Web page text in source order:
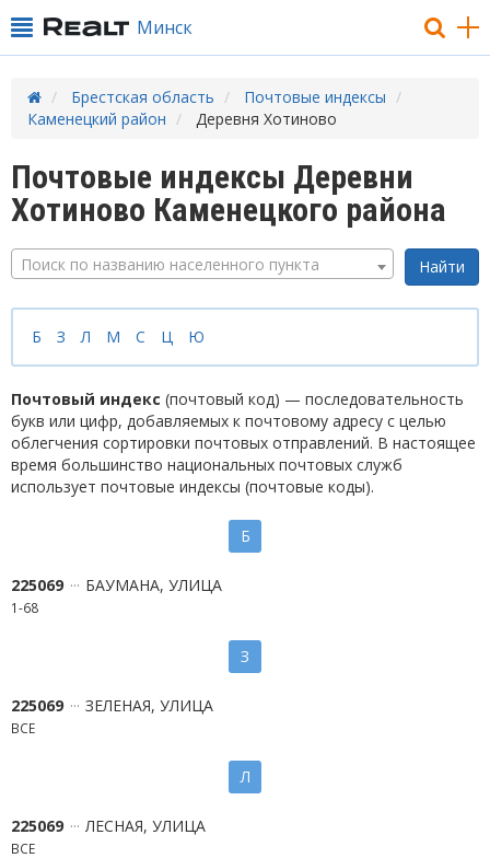
Минск
Брестская область
Почтовые индексы
Каменецкий район
Деревня Хотиново
Почтовые индексы Деревни
Хотиново Каменецкого района
Поиск по названию населенного пункта
Б З Л М С Ц Ю
Почтовый индекс (почтовый код) — последовательность
букв или цифр, добавляемых к почтовому адресу с целью
облегчения сортировки почтовых отправлений. В настоящее
время большинство национальных почтовых служб
использует почтовые индексы (почтовые коды).
Б
225069 БАУМАНА, УЛИЦА
1-68
З
225069 ЗЕЛЕНАЯ, УЛИЦА
ВСЕ
Л
225069 ЛЕСНАЯ, УЛИЦА
ВСЕ